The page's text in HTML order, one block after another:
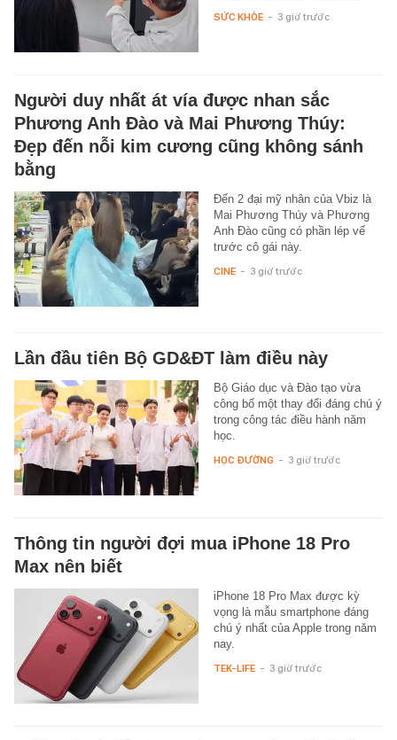
SỨC KHỎE - 3 giờ trước
Người duy nhất át vía được nhan sắc
Phương Anh Đào và Mai Phương Thúy:
Đẹp đến nỗi kim cương cũng không sánh
bằng
Đến 2 đại mỹ nhân của Vbiz là
Mai Phương Thúy và Phương
Anh Đào cũng có phần lép vế
trước cô gái này.
CINE - 3 giờ trước
Lần đầu tiên Bộ GD&ĐT làm điều này
Bộ Giáo dục và Đào tạo vừa
công bố một thay đổi đáng chú ý
trong công tác điều hành năm
học.
HỌC ĐƯỜNG - 3 giờ trước
Thông tin người đợi mua iPhone 18 Pro
Max nên biết
iPhone 18 Pro Max được kỳ
vọng là mẫu smartphone đáng
chú ý nhất của Apple trong năm
nay.
TEK-LIFE - 3 giờ trước